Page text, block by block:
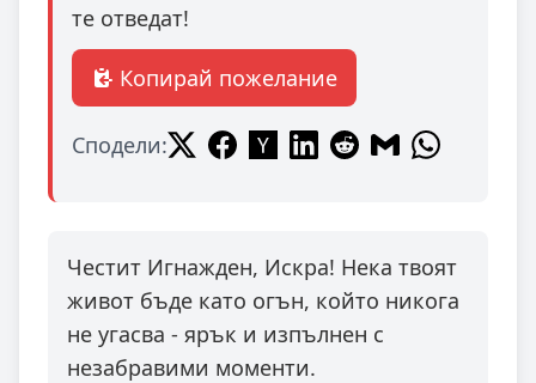
те отведат!
Копирай пожелание
Сподели:
Честит Игнажден, Искра! Нека твоят
живот бъде като огън, който никога
не угасва - ярък и изпълнен с
незабравими моменти.